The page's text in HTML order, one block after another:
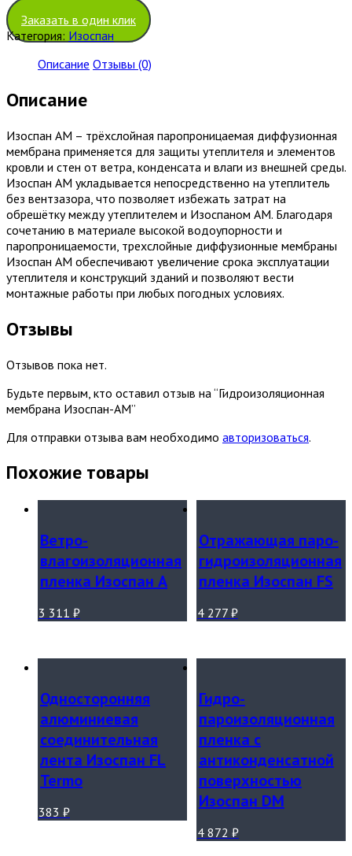
Заказать в один клик
Категория: Изоспан
Описание Отзывы (0)
Описание
Изоспан AM – трёхслойная паропроницаемая диффузионная
мембрана применяется для защиты утеплителя и элементов
кровли и стен от ветра, конденсата и влаги из внешней среды.
Изоспан АМ укладывается непосредственно на утеплитель
без вентзазора, что позволяет избежать затрат на
обрешётку между утеплителем и Изоспаном АМ. Благодаря
сочетанию в материале высокой водоупорности и
паропроницаемости, трехслойные диффузионные мембраны
Изоспан АМ обеспечивают увеличение срока эксплуатации
утеплителя и конструкций зданий и позволяют вести
монтажные работы при любых погодных условиях.
Отзывы
Отзывов пока нет.
Будьте первым, кто оставил отзыв на “Гидроизоляционная
мембрана Изоспан-АМ”
Для отправки отзыва вам необходимо авторизоваться.
Похожие товары
Ветро-
влагоизоляционная
пленка Изоспан А
3 311 ₽
Отражающая паро-
гидроизоляционная
пленка Изоспан FS
4 277 ₽
Односторонняя
алюминиевая
соединительная
лента Изоспан FL
Termo
383 ₽
Гидро-
пароизоляционная
пленка с
антиконденсатной
поверхностью
Изоспан DM
4 872 ₽